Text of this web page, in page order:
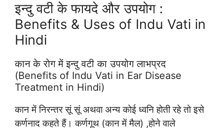
इन्दु वटी के फायदे और उपयोग :
Benefits & Uses of Indu Vati in
Hindi
कान के रोग में इन्दु वटी का उपयोग लाभप्रद
(Benefits of Indu Vati in Ear Disease
Treatment in Hindi)
कान में निरन्तर सूं सूं अथवा अन्य कोई ध्वनि होती रहे तो इसे
कर्णनाद कहते हैं। कर्णगूथ (कान में मैल) ,होने वाले